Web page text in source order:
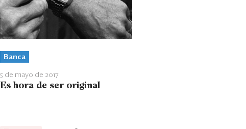
Banca
5 de mayo de 2017
Es hora de ser original